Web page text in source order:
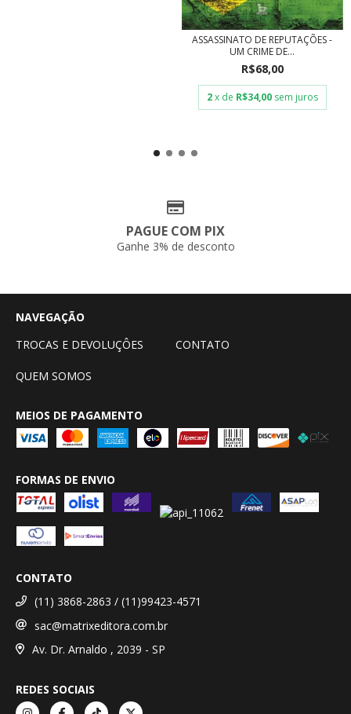
ASSASSINATO DE REPUTAÇÕES -
UM CRIME DE...
R$68,00
2x de R$34,00 sem juros
PAGUE COM PIX
Ganhe 3% de desconto
NAVEGAÇÃO
TROCAS E DEVOLUÇÔES
CONTATO
QUEM SOMOS
MEIOS DE PAGAMENTO
FORMAS DE ENVIO
CONTATO
(11) 3868-2863 / (11)99423-4571
sac@matrixeditora.com.br
Av. Dr. Arnaldo , 2039 - SP
REDES SOCIAIS